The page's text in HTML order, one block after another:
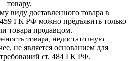
товару.
виду доставленного товара в
459 ГК РФ можно предъявить только
товара продавцом.
товара, недостаточную
не является основанием для
ст. 484 ГК РФ.